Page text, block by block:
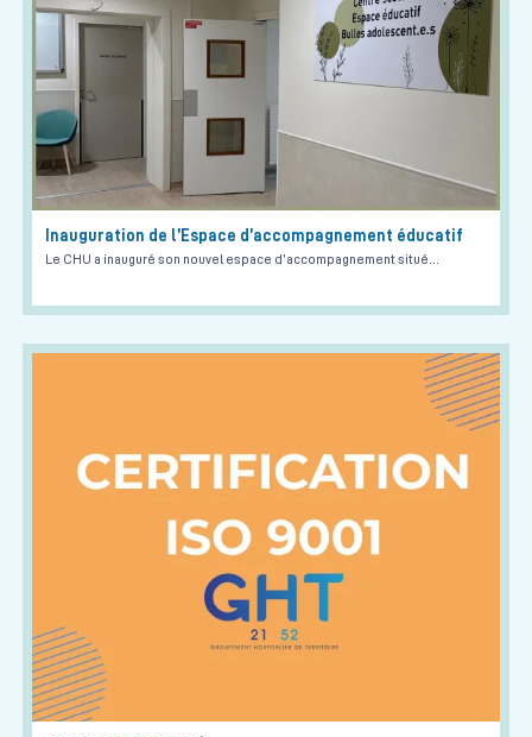
Inauguration de l’Espace d’accompagnement éducatif
Le CHU a inauguré son nouvel espace d’accompagnement situé…